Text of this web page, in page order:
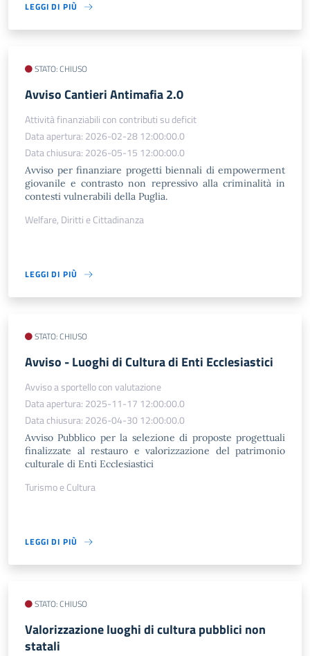
LEGGI DI PIÙ
STATO: CHIUSO
​Avviso Cantieri Antimafia 2.0
Attività finanziabili con contributi su deficit
Data apertura: 2026-02-28 12:00:00.0
Data chiusura: 2026-05-15 12:00:00.0
Avviso per finanziare progetti biennali di empowerment
giovanile e contrasto non repressivo alla criminalità in
contesti vulnerabili della Puglia.
Welfare, Diritti e Cittadinanza
LEGGI DI PIÙ
STATO: CHIUSO
​Avviso - Luoghi di Cultura di Enti Ecclesiastici
Avviso a sportello con valutazione
Data apertura: 2025-11-17 12:00:00.0
Data chiusura: 2026-04-30 12:00:00.0
Avviso Pubblico per la selezione di proposte progettuali
finalizzate al restauro e valorizzazione del patrimonio
culturale di Enti Ecclesiastici
Turismo e Cultura
LEGGI DI PIÙ
STATO: CHIUSO
Valorizzazione luoghi di cultura pubblici non
statali